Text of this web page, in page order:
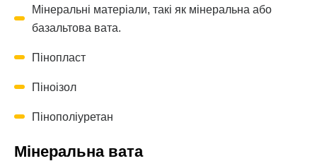
Мінеральні матеріали, такі як мінеральна або
базальтова вата.
Пінопласт
Піноізол
Пінополіуретан
Мінеральна вата